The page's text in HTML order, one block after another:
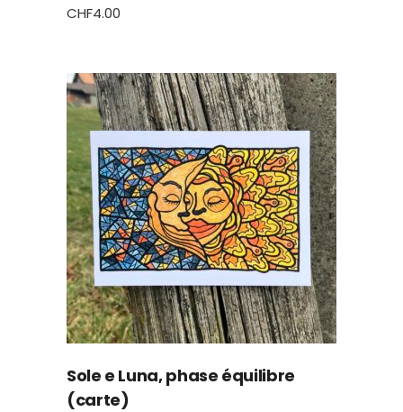
CHF4.00
Sole e Luna, phase équilibre
(carte)